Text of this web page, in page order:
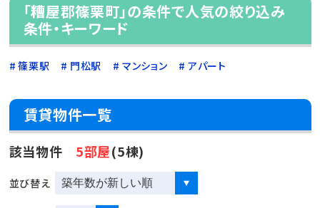
「糟屋郡篠栗町」の条件で人気の絞り込み
条件・キーワード
篠栗駅 門松駅 マンション アパート
賃貸物件一覧
該当物件 5部屋(5棟)
並び替え